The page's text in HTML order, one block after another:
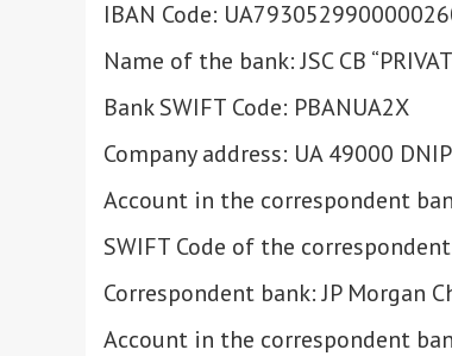
IBAN Code:
Name of the bank: JSC CB
Bank SWIFT Code: PBANUA2X
Company address: UA 49000
Account in the correspondent
SWIFT Code of the
Correspondent bank: JP Morgan
Account in the correspondent